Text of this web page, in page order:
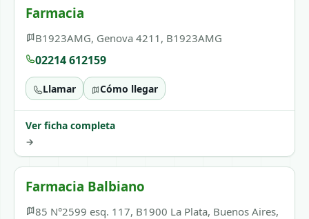
Farmacia
B1923AMG, Genova 4211, B1923AMG
02214 612159
Llamar Cómo llegar
Ver ficha completa
→
Farmacia Balbiano
85 N°2599 esq. 117, B1900 La Plata, Buenos Aires,